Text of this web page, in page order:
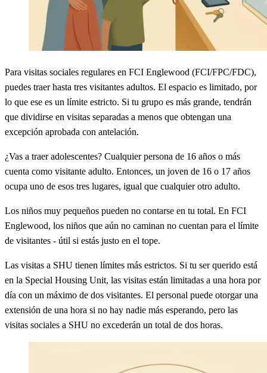
Para visitas sociales regulares en FCI Englewood (FCI/FPC/FDC),
puedes traer hasta tres visitantes adultos. El espacio es limitado, por
lo que ese es un límite estricto. Si tu grupo es más grande, tendrán
que dividirse en visitas separadas a menos que obtengan una
excepción aprobada con antelación.
¿Vas a traer adolescentes? Cualquier persona de 16 años o más
cuenta como visitante adulto. Entonces, un joven de 16 o 17 años
ocupa uno de esos tres lugares, igual que cualquier otro adulto.
Los niños muy pequeños pueden no contarse en tu total. En FCI
Englewood, los niños que aún no caminan no cuentan para el límite
de visitantes - útil si estás justo en el tope.
Las visitas a SHU tienen límites más estrictos. Si tu ser querido está
en la Special Housing Unit, las visitas están limitadas a una hora por
día con un máximo de dos visitantes. El personal puede otorgar una
extensión de una hora si no hay nadie más esperando, pero las
visitas sociales a SHU no excederán un total de dos horas.